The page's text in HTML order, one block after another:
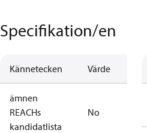
Specifikation/en
Kännetecken Värde
ämnen
REACHs
kandidatlista
No